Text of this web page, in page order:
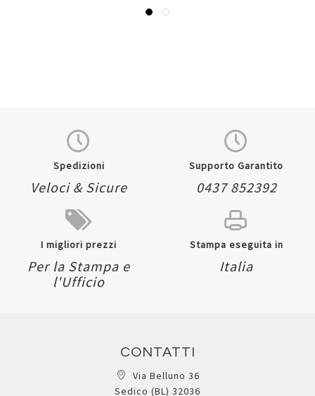
Spedizioni
Veloci & Sicure
Supporto Garantito
0437 852392
I migliori prezzi
Per la Stampa e
l'Ufficio
Stampa eseguita in
Italia
CONTATTI
Via Belluno 36
Sedico (BL) 32036